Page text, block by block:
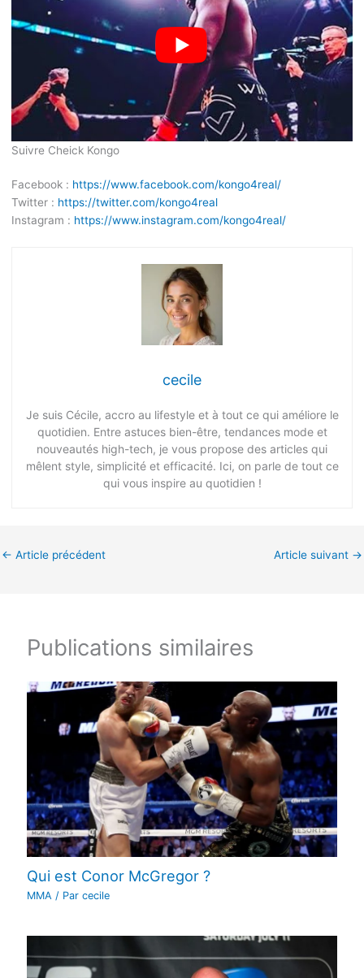
Suivre Cheick Kongo
Facebook : https://www.facebook.com/kongo4real/
Twitter : https://twitter.com/kongo4real
Instagram : https://www.instagram.com/kongo4real/
cecile
Je suis Cécile, accro au lifestyle et à tout ce qui améliore le
quotidien. Entre astuces bien-être, tendances mode et
nouveautés high-tech, je vous propose des articles qui
mêlent style, simplicité et efficacité. Ici, on parle de tout ce
qui vous inspire au quotidien !
← Article précédent Article suivant →
Publications similaires
Qui est Conor McGregor ?
MMA/ Par cecile